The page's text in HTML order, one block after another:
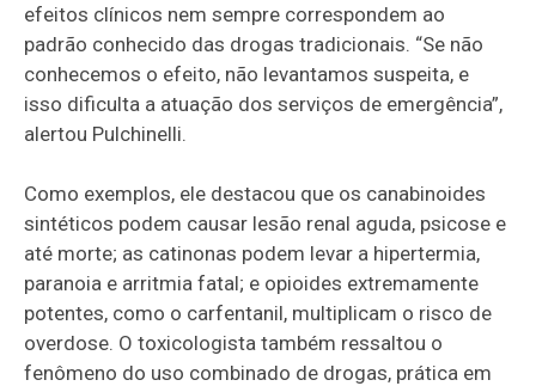
efeitos clínicos nem sempre correspondem ao
padrão conhecido das drogas tradicionais. “Se não
conhecemos o efeito, não levantamos suspeita, e
isso dificulta a atuação dos serviços de emergência”,
alertou Pulchinelli.
Como exemplos, ele destacou que os canabinoides
sintéticos podem causar lesão renal aguda, psicose e
até morte; as catinonas podem levar a hipertermia,
paranoia e arritmia fatal; e opioides extremamente
potentes, como o carfentanil, multiplicam o risco de
overdose. O toxicologista também ressaltou o
fenômeno do uso combinado de drogas, prática em